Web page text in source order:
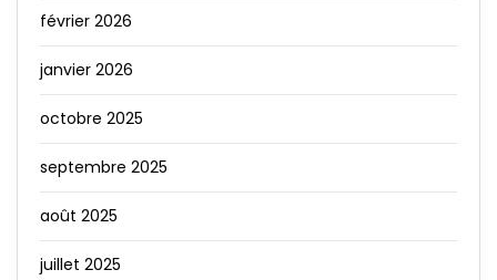
février 2026
janvier 2026
octobre 2025
septembre 2025
août 2025
juillet 2025